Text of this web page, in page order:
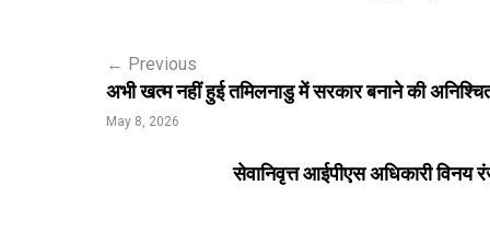
P
o
← Previous
अभी खत्म नहीं हुई तमिलनाडु में सरकार बनाने की
May 8, 2026
सेवानिवृत्त आईपीएस अधिकारी विनय